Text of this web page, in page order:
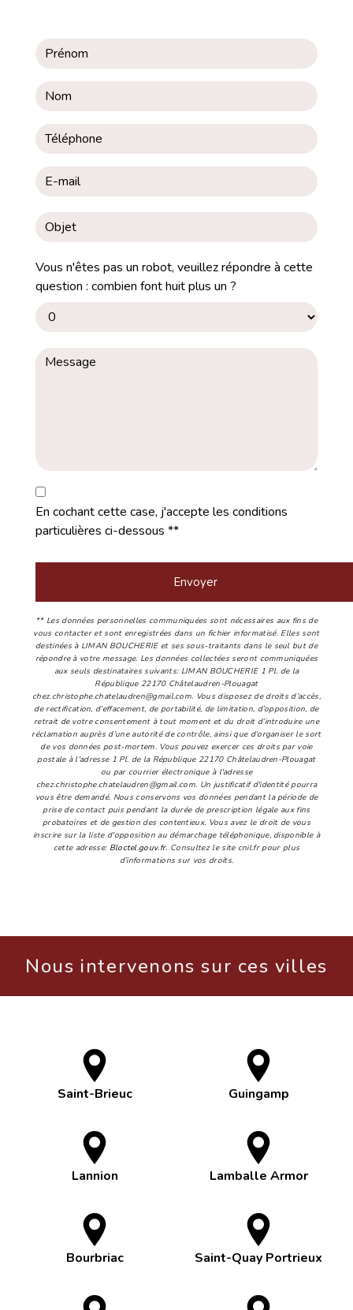
Vous n'êtes pas un robot, veuillez répondre à cette
question : combien font huit plus un ?
En cochant cette case, j'accepte les conditions
particulières ci-dessous **
Envoyer
** Les données personnelles communiquées sont nécessaires aux fins de
vous contacter et sont enregistrées dans un fichier informatisé. Elles sont
destinées à LIMAN BOUCHERIE et ses sous-traitants dans le seul but de
répondre à votre message. Les données collectées seront communiquées
aux seuls destinataires suivants: LIMAN BOUCHERIE 1 Pl. de la
République 22170 Châtelaudren-Plouagat
chez.christophe.chatelaudren@gmail.com. Vous disposez de droits d’accès,
de rectification, d’effacement, de portabilité, de limitation, d’opposition, de
retrait de votre consentement à tout moment et du droit d’introduire une
réclamation auprès d’une autorité de contrôle, ainsi que d’organiser le sort
de vos données post-mortem. Vous pouvez exercer ces droits par voie
postale à l'adresse 1 Pl. de la République 22170 Châtelaudren-Plouagat
ou par courrier électronique à l'adresse
chez.christophe.chatelaudren@gmail.com. Un justificatif d'identité pourra
vous être demandé. Nous conservons vos données pendant la période de
prise de contact puis pendant la durée de prescription légale aux fins
probatoires et de gestion des contentieux. Vous avez le droit de vous
inscrire sur la liste d'opposition au démarchage téléphonique, disponible à
cette adresse: Bloctel.gouv.fr. Consultez le site cnil.fr pour plus
d’informations sur vos droits.
Nous intervenons sur ces villes
Saint-Brieuc Guingamp
Lannion Lamballe Armor
Bourbriac Saint-Quay Portrieux